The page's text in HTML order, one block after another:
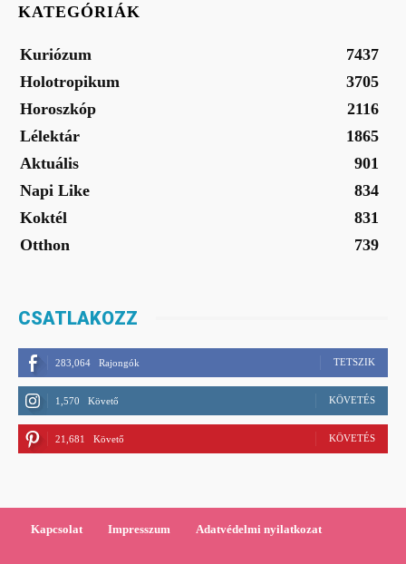
KATEGÓRIÁK
Kuriózum
7437
Holotropikum
3705
Horoszkóp
2116
Lélektár
1865
Aktuális
901
Napi Like
834
Koktél
831
Otthon
739
CSATLAKOZZ
283,064 Rajongók TETSZIK
1,570 Követő KÖVETÉS
21,681 Követő KÖVETÉS
Kapcsolat Impresszum Adatvédelmi nyilatkozat